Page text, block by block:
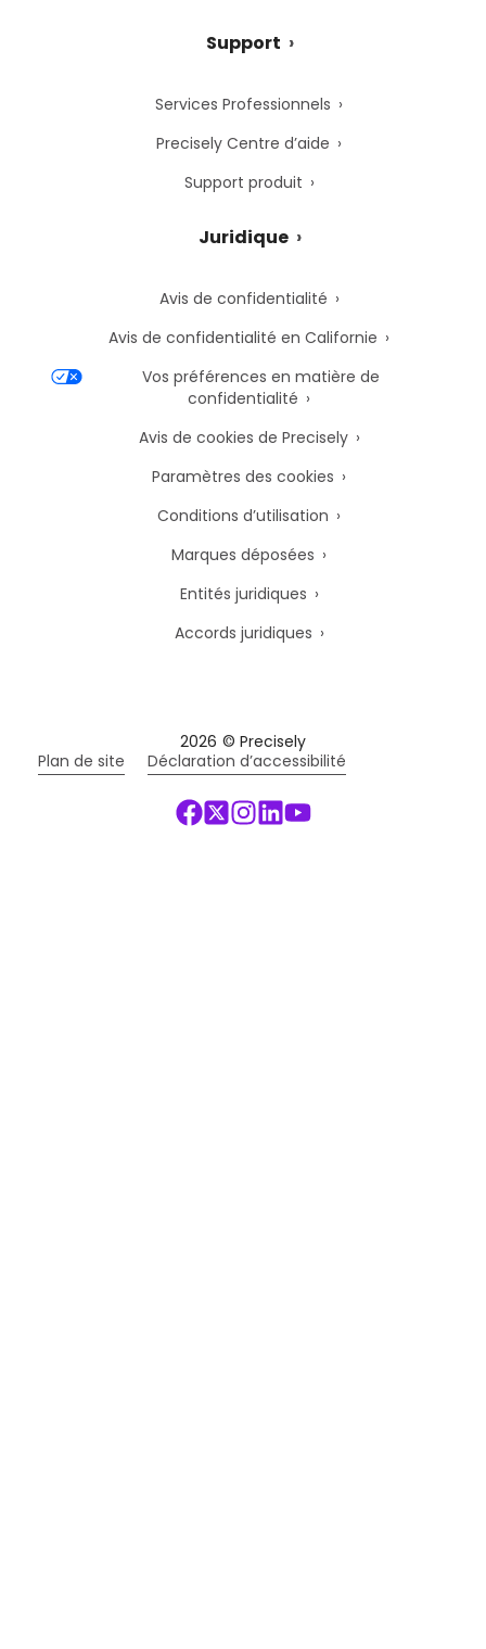
Support
Services Professionnels
Precisely Centre d’aide
Support produit
Juridique
Avis de confidentialité
Avis de confidentialité en Californie
Vos préférences en matière de
confidentialité
Avis de cookies de Precisely
Paramètres des cookies
Conditions d’utilisation
Marques déposées
Entités juridiques
Accords juridiques
2026 © Precisely
Plan de site
Déclaration d’accessibilité